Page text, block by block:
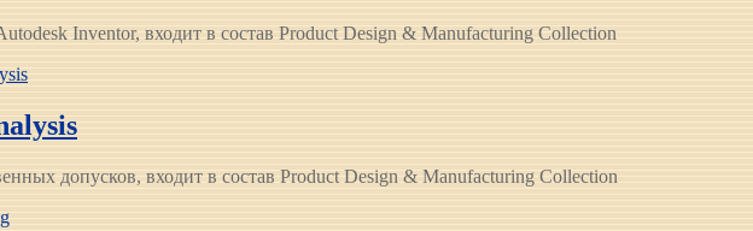
Inventor, входит в состав Product Design & Manufacturing Collection
допусков, входит в состав Product Design & Manufacturing Collection